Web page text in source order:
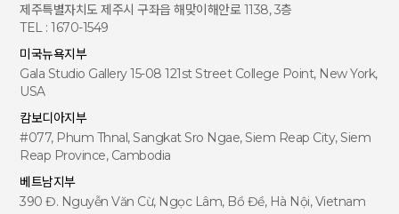
제주특별자치도 제주시 구좌읍 해맞이해안로 1138, 3층
TEL : 1670-1549
미국뉴욕지부
Gala Studio Gallery 15-08 121st Street College Point, New York,
USA
캄보디아지부
#077, Phum Thnal, Sangkat Sro Ngae, Siem Reap City, Siem
Reap Province, Cambodia
베트남지부
390 Đ. Nguyễn Văn Cừ, Ngọc Lâm, Bồ Đề, Hà Nội, Vietnam